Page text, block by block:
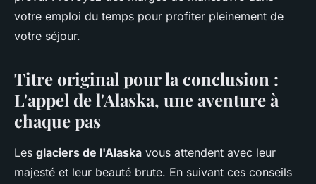
votre emploi du temps pour profiter pleinement de
votre séjour.
Titre original pour la conclusion :
L'appel de l'Alaska, une aventure à
chaque pas
Les glaciers de l'Alaska vous attendent avec leur
majesté et leur beauté brute. En suivant ces conseils